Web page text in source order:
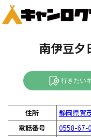
南伊豆夕
行きたい
住所
静岡県賀
電話番号
0558-67-